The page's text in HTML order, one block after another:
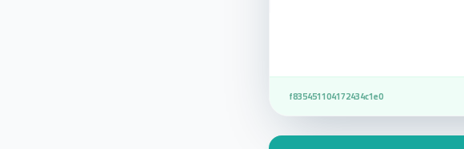
f835451104172434c1e0